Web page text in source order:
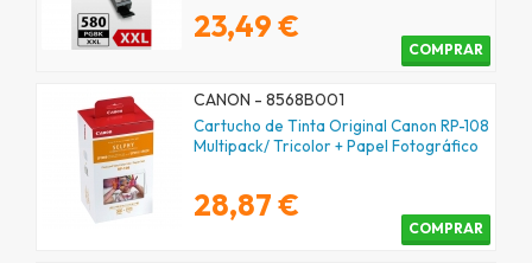
23,49 €
COMPRAR
CANON - 8568B001
Cartucho de Tinta Original Canon RP-108
Multipack/ Tricolor + Papel Fotográfico
28,87 €
COMPRAR